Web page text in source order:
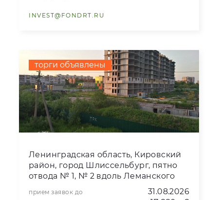
INVEST@FONDRT.RU
торги объявлены
Ленинградская область, Кировский
район, город Шлиссельбург, пятно
отвода № 1, № 2 вдоль Леманского
прием заявок до 31.08.2026